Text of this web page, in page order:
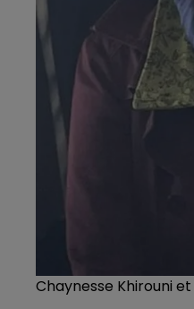
Chaynesse Khirouni